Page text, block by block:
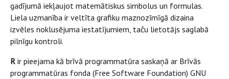
gadījumā iekļaujot matemātiskus simbolus un formulas.
Liela uzmanība ir veltīta grafiku maznozīmīgā dizaina
izvēles noklusējuma iestatījumiem, taču lietotājs saglabā
pilnīgu kontroli.
R ir pieejama kā brīvā programmatūra saskaņā ar Brīvās
programmatūras fonda (Free Software Foundation) GNU